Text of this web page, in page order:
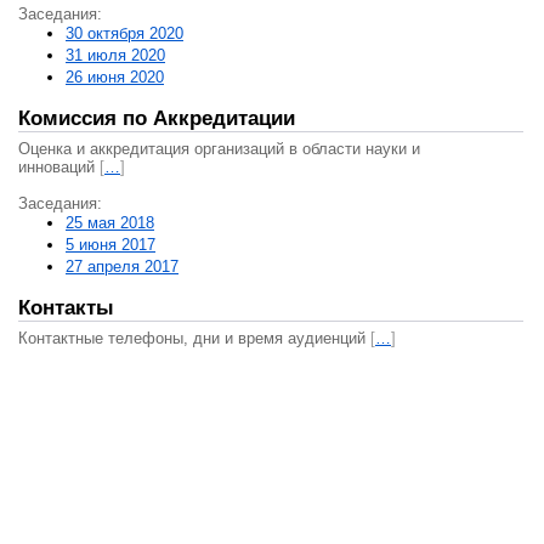
Заседания:
30 октября 2020
31 июля 2020
26 июня 2020
Комиссия по Аккредитации
Оценка и аккредитация организаций в области науки и
инноваций […]
Заседания:
25 мая 2018
5 июня 2017
27 апреля 2017
Контакты
Контактные телефоны, дни и время аудиенций […]